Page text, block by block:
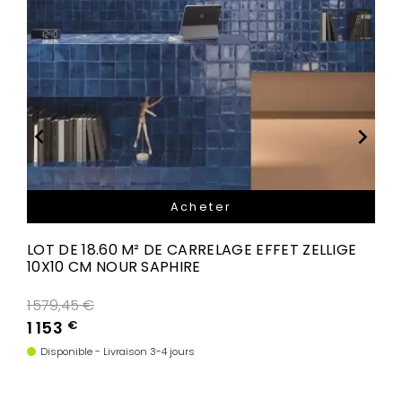

Acheter
LOT DE 18.60 M² DE CARRELAGE EFFET ZELLIGE
10X10 CM NOUR SAPHIRE
Prix de base
1 579,45 €
1 153 €
Disponible - Livraison 3-4 jours
